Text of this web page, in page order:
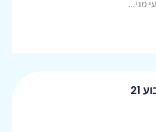
מני...
21